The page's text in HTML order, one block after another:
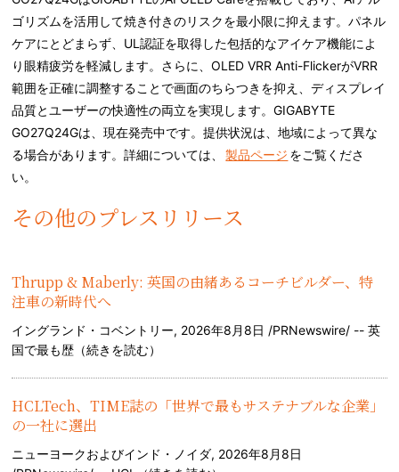
ゴリズムを活用して焼き付きのリスクを最小限に抑えます。パネル
ケアにとどまらず、UL認証を取得した包括的なアイケア機能によ
り眼精疲労を軽減します。さらに、OLED VRR Anti-FlickerがVRR
範囲を正確に調整することで画面のちらつきを抑え、ディスプレイ
品質とユーザーの快適性の両立を実現します。GIGABYTE
GO27Q24Gは、現在発売中です。提供状況は、地域によって異な
る場合があります。詳細については、
製品ページ をご覧くださ
い。
その他のプレスリリース
Thrupp & Maberly: 英国の由緒あるコーチビルダー、特
注車の新時代へ
イングランド・コベントリー, 2026年8月8日 /PRNewswire/ -- 英
国で最も歴（続きを読む）
HCLTech、TIME誌の「世界で最もサステナブルな企業」
の一社に選出
ニューヨークおよびインド・ノイダ, 2026年8月8日